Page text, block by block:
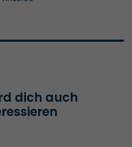
dich auch